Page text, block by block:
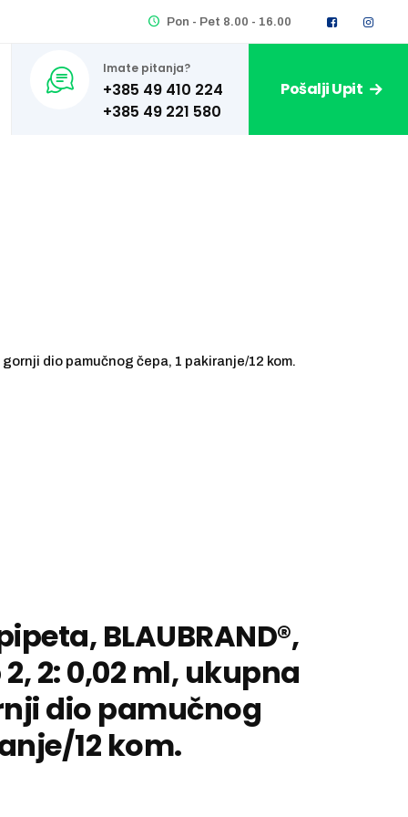
Pon - Pet 8.00 - 16.00
Imate pitanja?
+385 49 410 224 Pošalji Upit
dio pamučnog čepa, 1 pakiranje/12 kom.
BLAUBRAND®,
2: 0,02 ml, ukupna
dio pamučnog
12 kom.